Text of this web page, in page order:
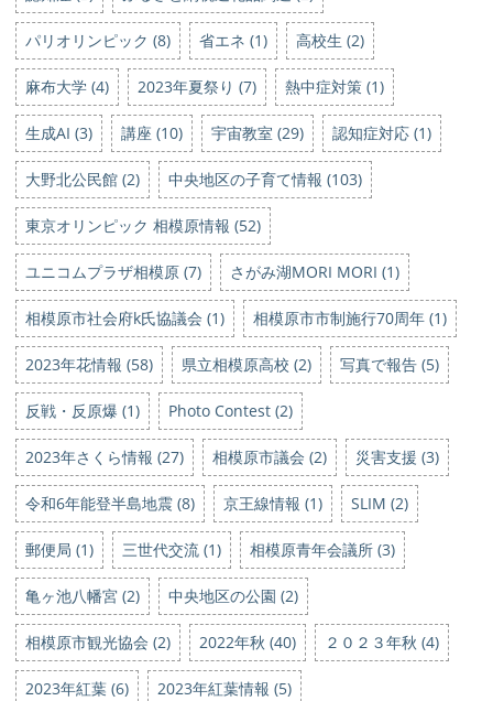
パリオリンピック (8) 省エネ (1) 高校生 (2)
麻布大学 (4) 2023年夏祭り (7) 熱中症対策 (1)
生成AI (3) 講座 (10) 宇宙教室 (29) 認知症対応 (1)
大野北公民館 (2) 中央地区の子育て情報 (103)
東京オリンピック 相模原情報 (52)
ユニコムプラザ相模原 (7) さがみ湖MORI MORI (1)
相模原市社会府k氏協議会 (1) 相模原市市制施行70周年 (1)
2023年花情報 (58) 県立相模原高校 (2) 写真で報告 (5)
反戦・反原爆 (1) Photo Contest (2)
2023年さくら情報 (27) 相模原市議会 (2) 災害支援 (3)
令和6年能登半島地震 (8) 京王線情報 (1) SLIM (2)
郵便局 (1) 三世代交流 (1) 相模原青年会議所 (3)
亀ヶ池八幡宮 (2) 中央地区の公園 (2)
相模原市観光協会 (2) 2022年秋 (40) ２０２３年秋 (4)
2023年紅葉 (6) 2023年紅葉情報 (5)